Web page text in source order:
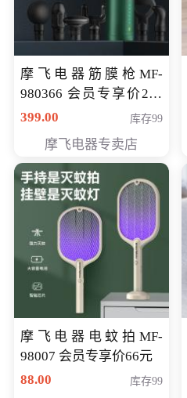
摩飞电器筋膜枪MF-
980366 会员专享价299
元
399.00 库存99
摩飞电器专卖店
摩飞电器电蚊拍MF-
98007 会员专享价66元
88.00
库存99